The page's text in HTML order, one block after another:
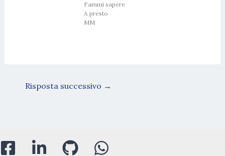
Fammi sapere
A presto
MM
Risposta successivo →